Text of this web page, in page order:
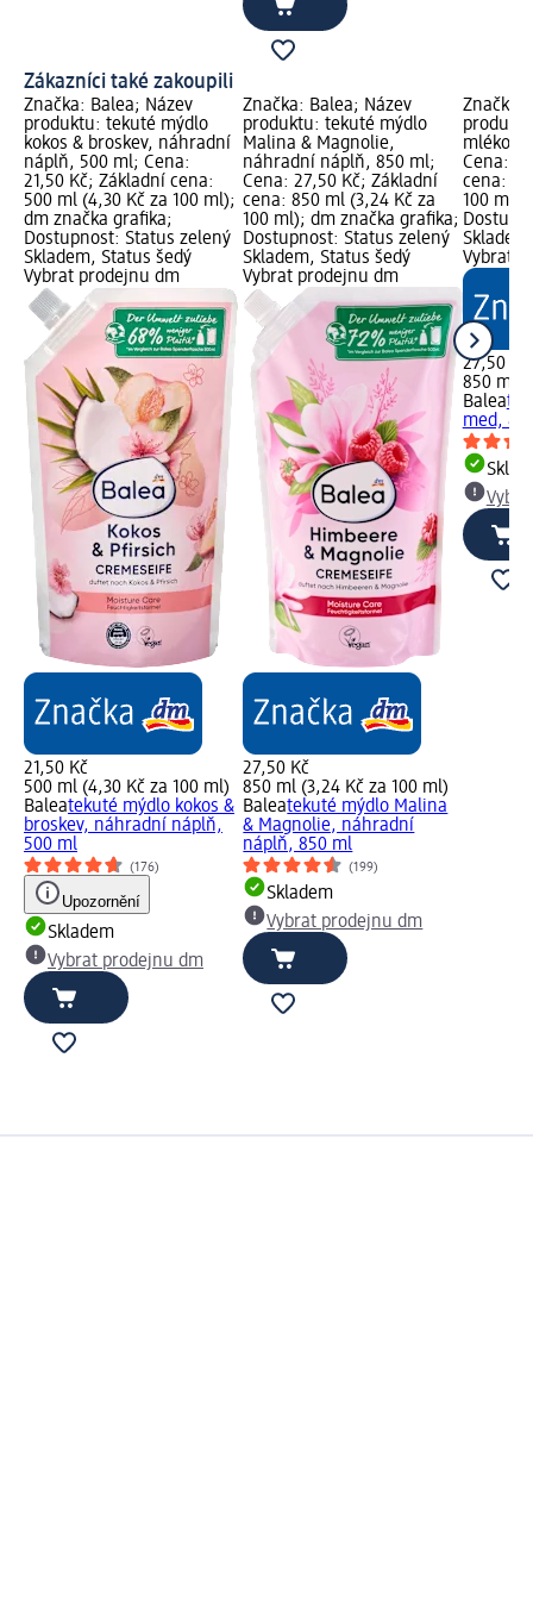
Zákazníci také zakoupili
Značka: Balea; Název
produktu: tekuté mýdlo
kokos & broskev, náhradní
náplň, 500 ml; Cena:
21,50 Kč; Základní cena:
500 ml (4,30 Kč za 100 ml);
dm značka grafika;
Dostupnost: Status zelený
Skladem, Status šedý
Vybrat prodejnu dm
21,50 Kč
500 ml (4,30 Kč za 100 ml)
Baleatekuté mýdlo kokos &
broskev, náhradní náplň,
500 ml
(176)
Upozornění
Skladem
Vybrat prodejnu dm
Značka: Balea; Název
produktu: tekuté mýdlo
Malina & Magnolie,
náhradní náplň, 850 ml;
Cena: 27,50 Kč; Základní
cena: 850 ml (3,24 Kč za
100 ml); dm značka grafika;
Dostupnost: Status zelený
Skladem, Status šedý
Vybrat prodejnu dm
27,50 Kč
850 ml (3,24 Kč za 100 ml)
Baleatekuté mýdlo Malina
& Magnolie, náhradní
náplň, 850 ml
(199)
Skladem
Vybrat prodejnu dm
Značka:
mléko &
Cena:
cena:
100 ml);
Vybrat
27,50 Kč
850 ml
Balea
med,